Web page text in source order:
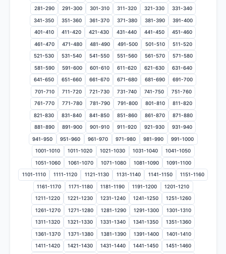
281-290 291-300 301-310 311-320 321-330 331-340
341-350 351-360 361-370 371-380 381-390 391-400
401-410 411-420 421-430 431-440 441-450 451-460
461-470 471-480 481-490 491-500 501-510 511-520
521-530 531-540 541-550 551-560 561-570 571-580
581-590 591-600 601-610 611-620 621-630 631-640
641-650 651-660 661-670 671-680 681-690 691-700
701-710 711-720 721-730 731-740 741-750 751-760
761-770 771-780 781-790 791-800 801-810 811-820
821-830 831-840 841-850 851-860 861-870 871-880
881-890 891-900 901-910 911-920 921-930 931-940
941-950 951-960 961-970 971-980 981-990 991-1000
1001-1010 1011-1020 1021-1030 1031-1040 1041-1050
1051-1060 1061-1070 1071-1080 1081-1090 1091-1100
1101-1110 1111-1120 1121-1130 1131-1140 1141-1150 1151-1160
1161-1170 1171-1180 1181-1190 1191-1200 1201-1210
1211-1220 1221-1230 1231-1240 1241-1250 1251-1260
1261-1270 1271-1280 1281-1290 1291-1300 1301-1310
1311-1320 1321-1330 1331-1340 1341-1350 1351-1360
1361-1370 1371-1380 1381-1390 1391-1400 1401-1410
1411-1420 1421-1430 1431-1440 1441-1450 1451-1460